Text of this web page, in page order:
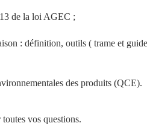
de la loi AGEC ;
: définition, outils ( trame et
des produits (QCE).
vos questions.